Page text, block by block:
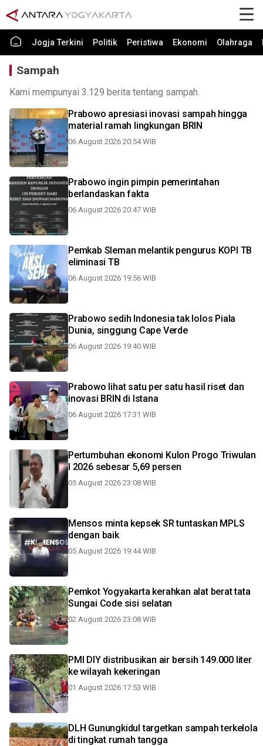
Jogja Terkini Politik Peristiwa Ekonomi Olahraga
Sampah
Kami mempunyai 3.129 berita tentang sampah.
Prabowo apresiasi inovasi sampah hingga
material ramah lingkungan BRIN
06 August 2026 20:54 WIB
Prabowo ingin pimpin pemerintahan
berlandaskan fakta
06 August 2026 20:47 WIB
Pemkab Sleman melantik pengurus KOPI TB
eliminasi TB
06 August 2026 19:56 WIB
Prabowo sedih Indonesia tak lolos Piala
Dunia, singgung Cape Verde
06 August 2026 19:40 WIB
Prabowo lihat satu per satu hasil riset dan
inovasi BRIN di Istana
06 August 2026 17:31 WIB
Pertumbuhan ekonomi Kulon Progo Triwulan
I 2026 sebesar 5,69 persen
05 August 2026 23:08 WIB
Mensos minta kepsek SR tuntaskan MPLS
dengan baik
05 August 2026 19:44 WIB
Pemkot Yogyakarta kerahkan alat berat tata
Sungai Code sisi selatan
02 August 2026 23:08 WIB
PMI DIY distribusikan air bersih 149.000 liter
ke wilayah kekeringan
01 August 2026 17:53 WIB
DLH Gunungkidul targetkan sampah terkelola
di tingkat rumah tangga